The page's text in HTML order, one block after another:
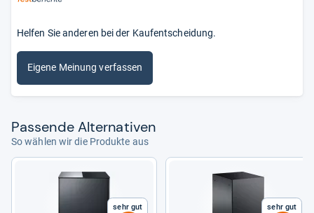
Helfen Sie anderen bei der Kaufentscheidung.
Eigene Meinung verfassen
Pas­sende Alter­na­ti­ven
So wählen wir die Produkte aus
Sehr gut Sehr gut